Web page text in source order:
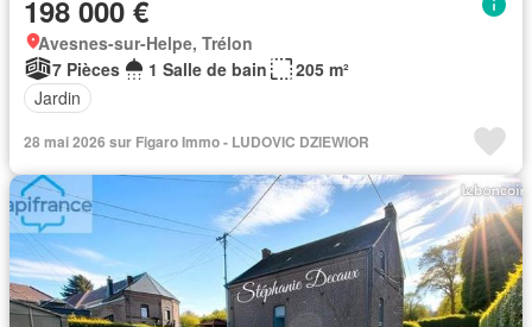
198 000 €
Avesnes-sur-Helpe, Trélon
7 Pièces
1 Salle de bain
205 m²
Jardin
28 mai 2026 sur Figaro Immo - LUDOVIC DZIEWIOR